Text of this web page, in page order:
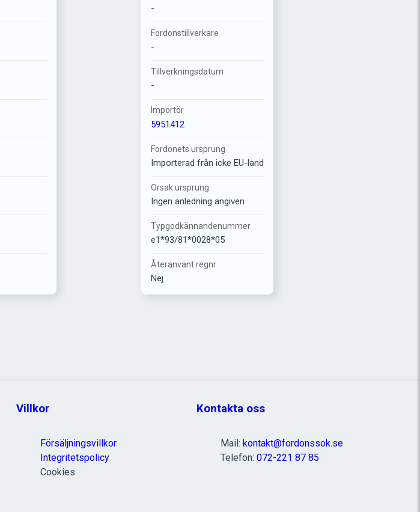
-
Fordonstillverkare
-
Tillverkningsdatum
-
Importör
5951412
Fordonets ursprung
Importerad från icke EU-land
Orsak ursprung
Ingen anledning angiven
Typgodkännandenummer
e1*93/81*0028*05
Återanvänt regnr
Nej
Villkor
Försäljningsvillkor
Integritetspolicy
Cookies
Kontakta oss
Mail: kontakt@fordonssok.se
Telefon: 072-221 87 85